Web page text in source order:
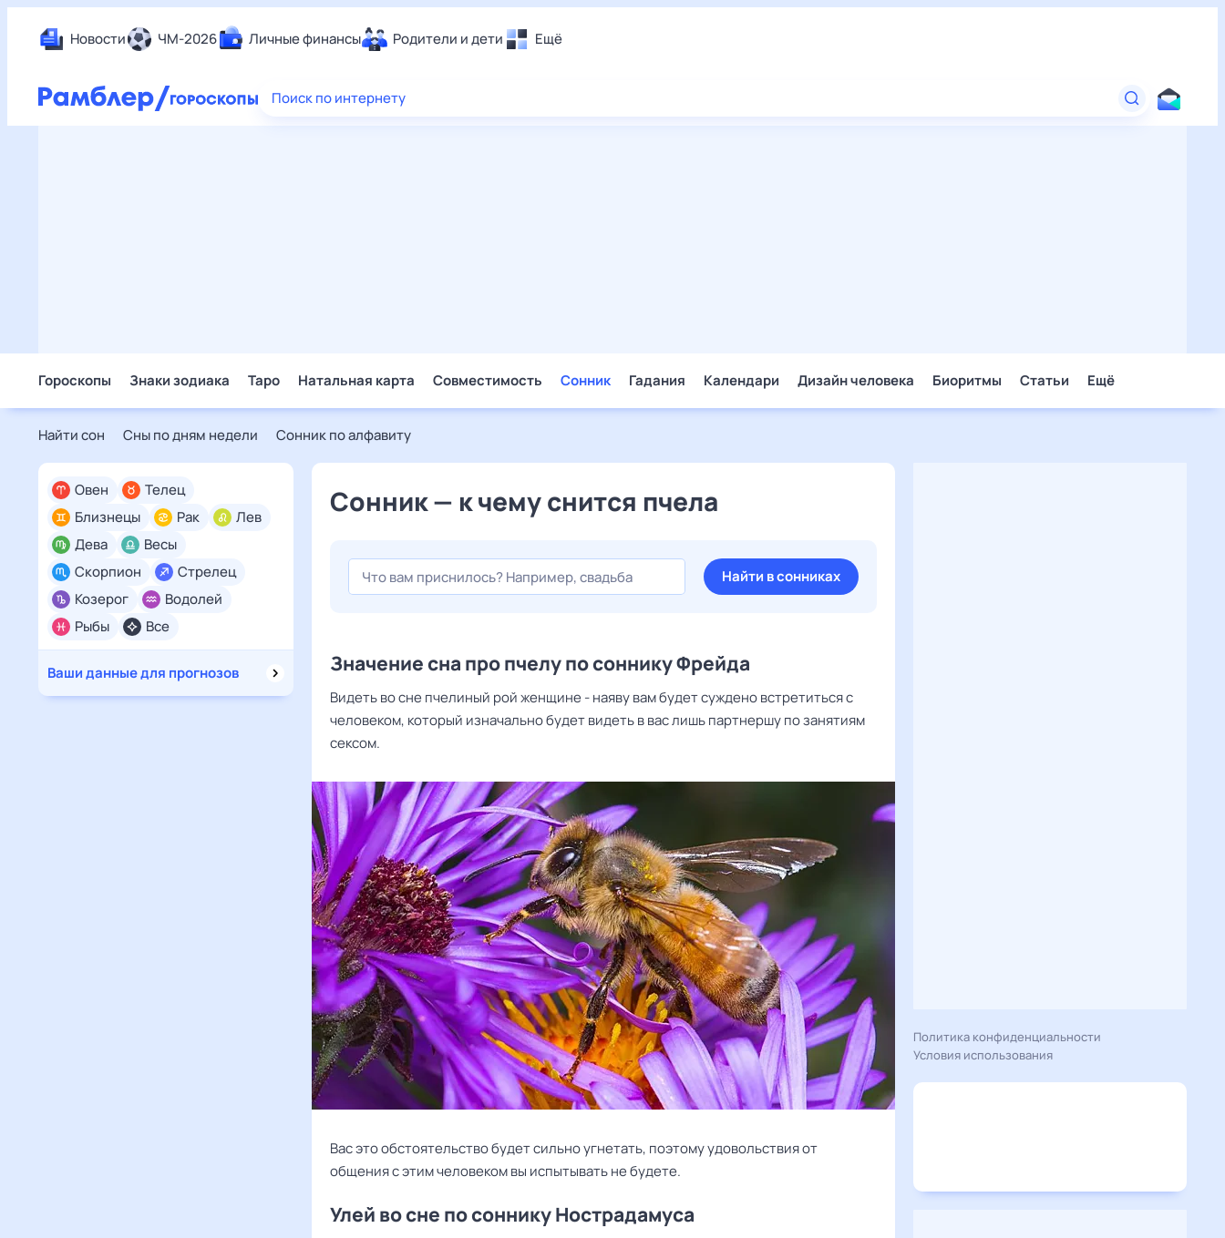
Новости ЧМ-2026 Личные финансы Родители и дети Ещё
Еда
Поиск по интернету
Гороскопы Знаки зодиака Таро Натальная карта Совместимость Сонник Гадания Календари Дизайн человека Биоритмы Статьи Ещё
Найти сон Сны по дням недели Сонник по алфавиту
Все
Овен
Телец
Близнецы
Рак
Лев
Дева
Весы
Скорпион
Стрелец
Козерог
Водолей
Рыбы
Ваши данные для прогнозов
Сонник — к чему снится пчела
Найти в сонниках
Значение сна про пчелу по соннику Фрейда
Видеть во сне пчелиный рой женщине - наяву вам будет суждено встретиться с
человеком, который изначально будет видеть в вас лишь партнершу по занятиям
сексом.
Вас это обстоятельство будет сильно угнетать, поэтому удовольствия от
общения с этим человеком вы испытывать не будете.
Улей во сне по соннику Нострадамуса
Политика конфиденциальности
Условия использования